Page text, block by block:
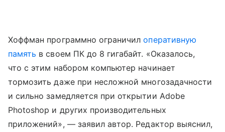
Хоффман программно ограничилоперативную
память в своем ПК до 8 гигабайт. «Оказалось,
что с этим набором компьютер начинает
тормозить даже при несложной многозадачности
и сильно замедляется при открытии Adobe
Photoshop и других производительных
приложений», — заявил автор. Редактор выяснил,